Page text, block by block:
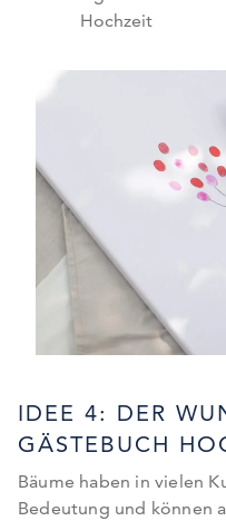
Hochzeit
IDEE 4: DER
GÄSTEBUCH
Bäume haben in vielen
Bedeutung und können